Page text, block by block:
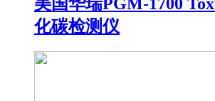
化碳检测仪